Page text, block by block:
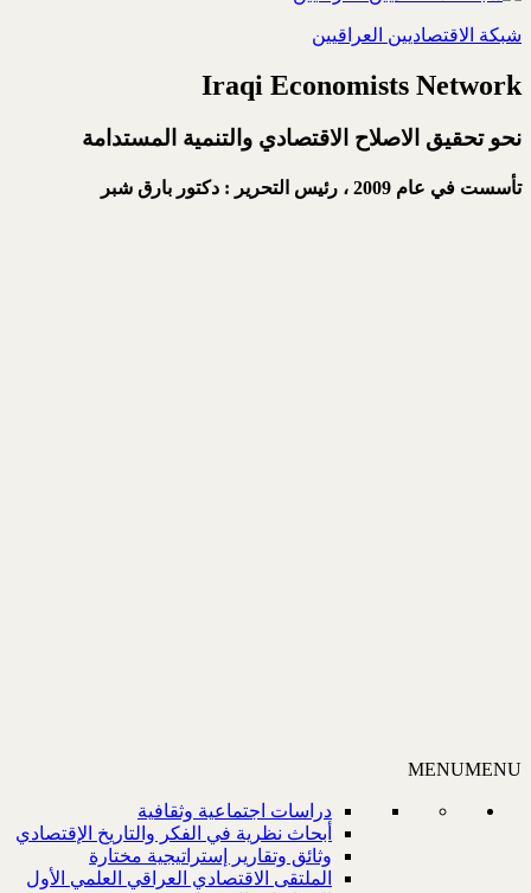
شبكة الاقتصاديين العراقيين
Iraqi Economists Network
نحو تحقيق الاصلاح الاقتصادي والتنمية المستدامة
تأسست في عام 2009 ، رئيس التحرير : دكتور بارق شبر
MENUMENU
دراسات اجتماعية وثقافية
أبحاث نظرية في الفكر والتاريخ الإقتصادي
وثائق وتقارير إستراتيجية مختارة
الملتقى الاقتصادي العراقي العلمي الأول